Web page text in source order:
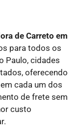
de Carreto em
para todos os
Paulo, cidades
oferecendo
cada um dos
de frete sem
custo